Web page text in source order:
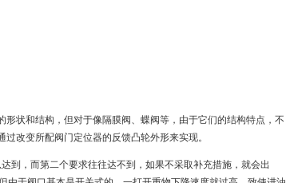
状和结构，但对于像隔膜阀、蝶阀等，由于它们的结构特点，不
改变所配阀门定位器的反馈凸轮外形来实现。
到，而第二个要求往往达不到，如果不采取补充措施，就会出